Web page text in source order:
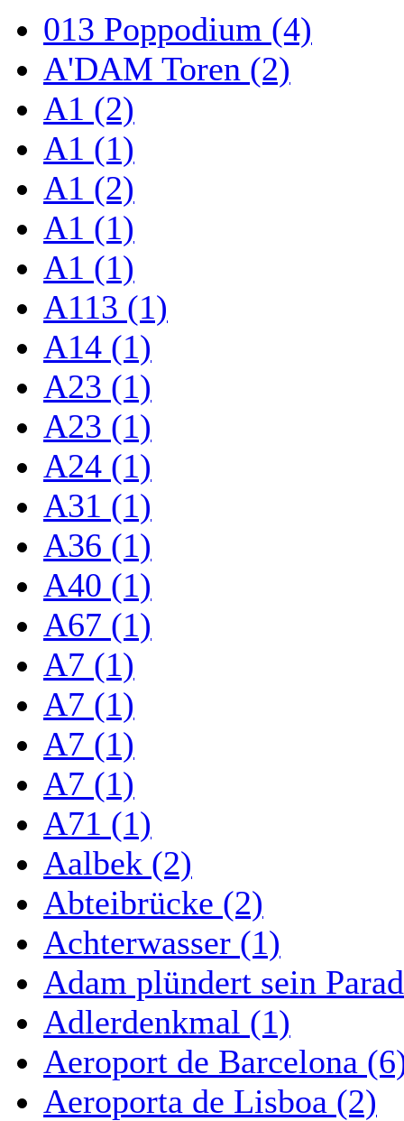
013 Poppodium (4)
A'DAM Toren (2)
A1 (2)
A1 (1)
A1 (2)
A1 (1)
A1 (1)
A113 (1)
A14 (1)
A23 (1)
A23 (1)
A24 (1)
A31 (1)
A36 (1)
A40 (1)
A67 (1)
A7 (1)
A7 (1)
A7 (1)
A7 (1)
A71 (1)
Aalbek (2)
Abteibrücke (2)
Achterwasser (1)
Adam plündert sein
Adlerdenkmal (1)
Aeroport de Barcelona
Aeroporta de Lisboa (2)